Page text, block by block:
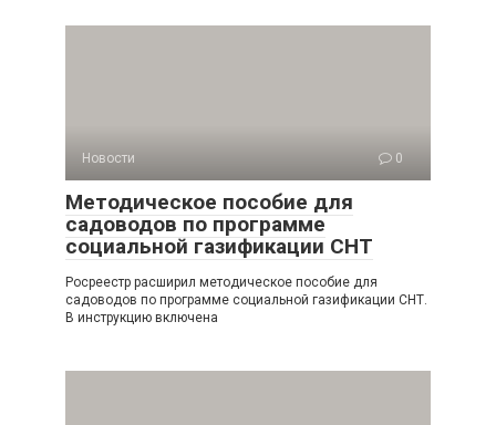
Новости 0
Методическое пособие для
садоводов по программе
социальной газификации СНТ
Росреестр расширил методическое пособие для
садоводов по программе социальной газификации СНТ.
В инструкцию включена